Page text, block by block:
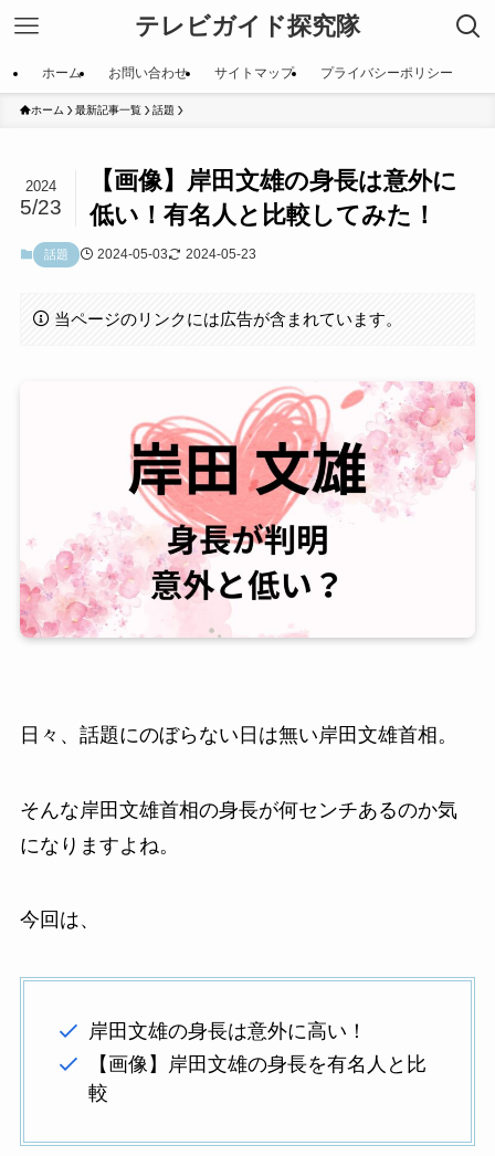
テレビガイド探究隊
ホーム お問い合わせ サイトマップ プライバシーポリシー
ホーム 最新記事一覧 話題
【画像】岸田文雄の身長は意外に
低い！有名人と比較してみた！
2024
5/23
話題 2024-05-03 2024-05-23
当ページのリンクには広告が含まれています。
日々、話題にのぼらない日は無い岸田文雄首相。
そんな岸田文雄首相の身長が何センチあるのか気
になりますよね。
今回は、
岸田文雄の身長は意外に高い！
【画像】岸田文雄の身長を有名人と比
較